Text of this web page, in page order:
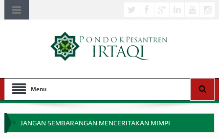
Menu
JANGAN SEMBARANGAN MENCERITAKAN MIMPI